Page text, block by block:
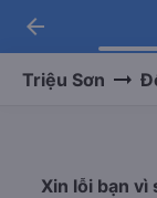
-
arrow_back
Triệu Sơn
Xin lỗi bạn vì